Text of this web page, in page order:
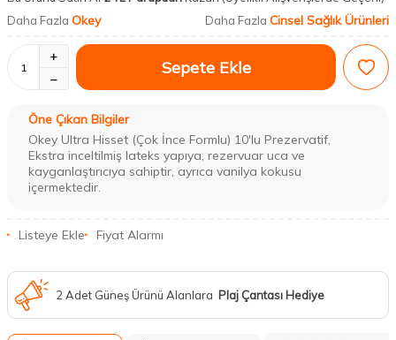
Daha Fazla Okey Daha Fazla Cinsel Sağlık Ürünleri
Sepete Ekle
Öne Çıkan Bilgiler
Okey Ultra Hisset (Çok İnce Formlu) 10'lu Prezervatif,
Ekstra inceltilmiş lateks yapıya, rezervuar uca ve
kayganlaştırıcıya sahiptir, ayrıca vanilya kokusu
içermektedir.
Listeye Ekle Fiyat Alarmı
2 Adet Güneş Ürünü Alanlara Plaj Çantası Hediye